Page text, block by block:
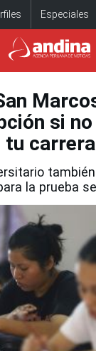
Especiales
si
tu
la prueba